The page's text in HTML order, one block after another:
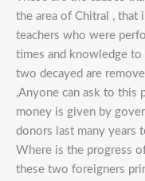
the area of Chitral , that
teachers who were
times and knowledge
two decayed are
,Anyone can ask to this
money is given by
donors last many years
Where is the progress
these two foreigners